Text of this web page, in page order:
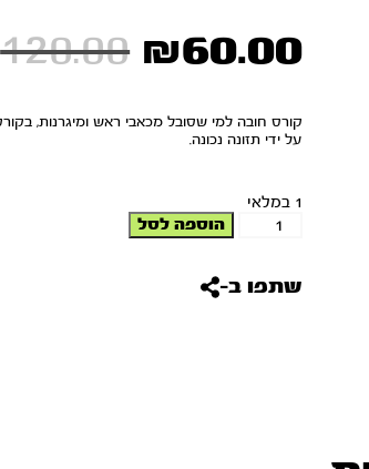
120.00 ₪60.00
קורס חובה למי שסובל מכאבי ראש ומיגרנות,
על ידי תזונה נכונה.
1 במלאי
הוספה לסל
שתפו ב-